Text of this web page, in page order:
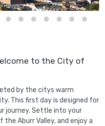
to the City of
by the citys warm
This first day is designed for
journey. Settle into your
Aburr Valley, and enjoy a